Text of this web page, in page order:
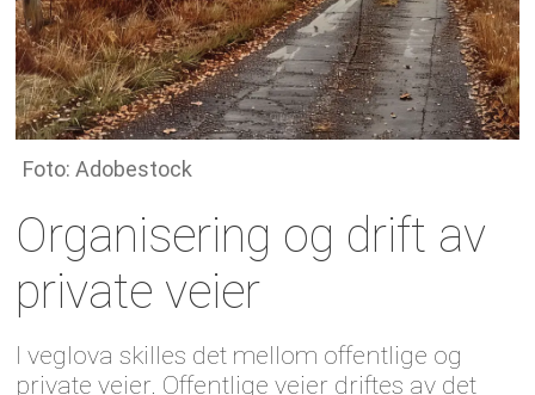
Foto: Adobestock
Organisering og drift av
private veier
I veglova skilles det mellom offentlige og
private veier. Offentlige veier driftes av det